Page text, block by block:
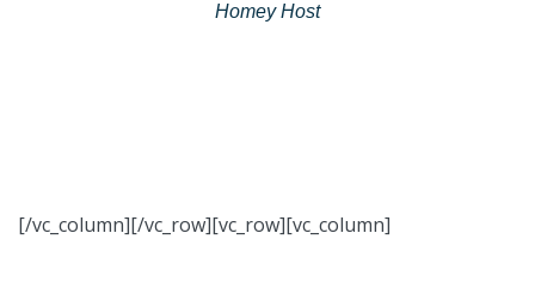
Homey Host
[/vc_column][/vc_row][vc_row][vc_column]